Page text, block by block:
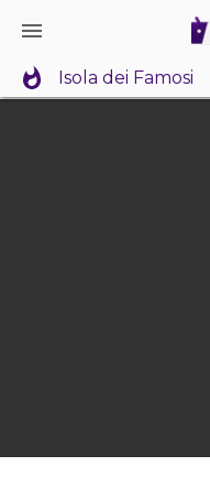
Isola dei Famosi